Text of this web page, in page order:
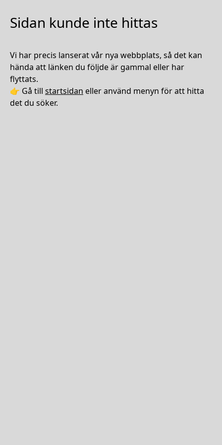
Sidan kunde inte hittas
Vi har precis lanserat vår nya webbplats, så det kan
hända att länken du följde är gammal eller har
flyttats.
👉 Gå till startsidan eller använd menyn för att hitta
det du söker.